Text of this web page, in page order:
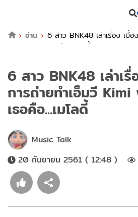
อ่าน
6 สาว BNK48 เล่าเรื่อง เบื้อ
wa Melody เธอคือ...เมโลดี้
6 สาว BNK48 เล่าเ
การถ่ายทำเอ็มวี
เธอคือ...เมโลดี้
Music Talk
20 กันยายน 2561 ( 12:48 )